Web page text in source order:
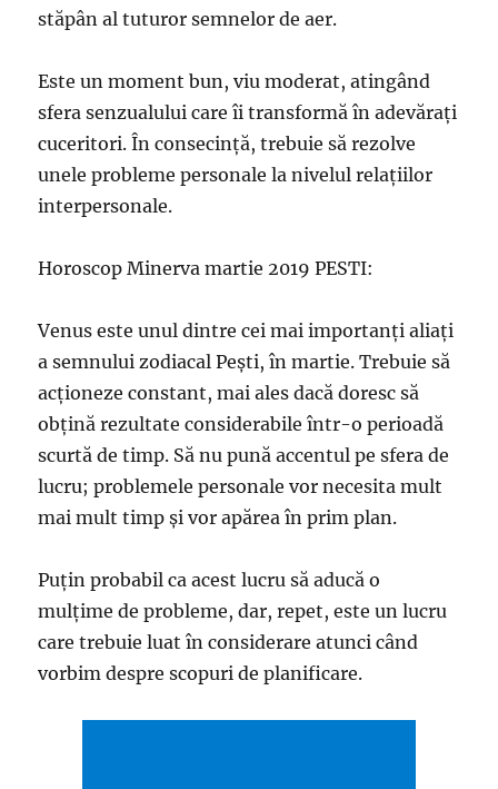
stăpân al tuturor semnelor de aer.
Este un moment bun, viu moderat, atingând
sfera senzualului care îi transformă în adevăraţi
cuceritori. În consecință, trebuie să rezolve
unele probleme personale la nivelul relațiilor
interpersonale.
Horoscop Minerva martie 2019 PESTI:
Venus este unul dintre cei mai importanți aliaţi
a semnului zodiacal Peşti, în martie. Trebuie să
acționeze constant, mai ales dacă doresc să
obțină rezultate considerabile într-o perioadă
scurtă de timp. Să nu pună accentul pe sfera de
lucru; problemele personale vor necesita mult
mai mult timp și vor apărea în prim plan.
Puţin probabil ca acest lucru să aducă o
mulțime de probleme, dar, repet, este un lucru
care trebuie luat în considerare atunci când
vorbim despre scopuri de planificare.